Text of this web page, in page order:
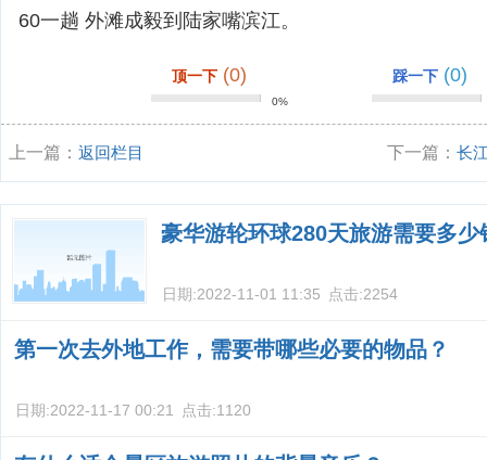
60一趟 外滩成毅到陆家嘴滨江。
顶一下 (0)
0%
踩一下 (0)
上一篇： 返回栏目 下一篇：长
纪游轮和黄
豪华游轮环球280天旅游需要多少
日期:2022-11-01 11:35 点击:2254
第一次去外地工作，需要带哪些必要的物品？
日期:2022-11-17 00:21 点击:1120